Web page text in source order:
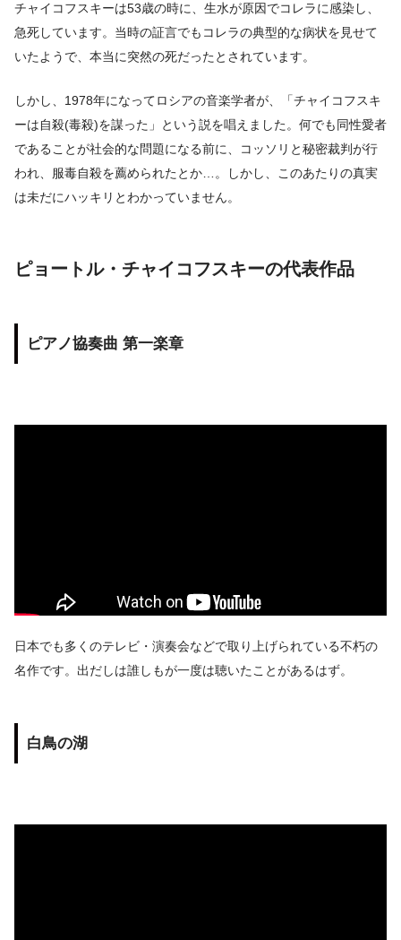
チャイコフスキーは53歳の時に、生水が原因でコレラに感染し、
急死しています。当時の証言でもコレラの典型的な病状を見せて
いたようで、本当に突然の死だったとされています。
しかし、1978年になってロシアの音楽学者が、「チャイコフスキ
ーは自殺(毒殺)を謀った」という説を唱えました。何でも同性愛者
であることが社会的な問題になる前に、コッソリと秘密裁判が行
われ、服毒自殺を薦められたとか…。しかし、このあたりの真実
は未だにハッキリとわかっていません。
ピョートル・チャイコフスキーの代表作品
ピアノ協奏曲 第一楽章
日本でも多くのテレビ・演奏会などで取り上げられている不朽の
名作です。出だしは誰しもが一度は聴いたことがあるはず。
白鳥の湖